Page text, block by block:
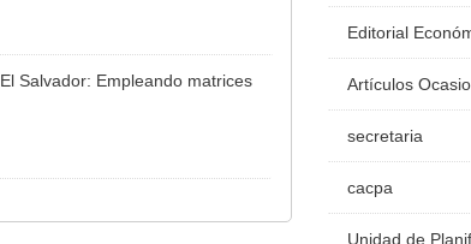
Salvador: Empleando matrices
Editorial
Artículos
secretaria
cacpa
Unidad de